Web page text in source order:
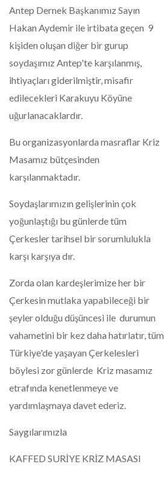
Antep Dernek Başkanımız Sayın
Hakan Aydemir ile irtibata geçen 9
kişiden oluşan diğer bir gurup
soydaşımız Antep'te karşılanmış,
ihtiyaçları giderilmiştir, misafir
edilecekleri Karakuyu Köyüne
uğurlanacaklardır.
Bu organizasyonlarda masraflar Kriz
Masamız bütçesinden
karşılanmaktadır.
Soydaşlarımızın gelişlerinin çok
yoğunlaştığı bu günlerde tüm
Çerkesler tarihsel bir sorumlulukla
karşı karşıya dır.
Zorda olan kardeşlerimize her bir
Çerkesin mutlaka yapabileceği bir
şeyler olduğu düşüncesi ile durumun
vahametini bir kez daha hatırlatır, tüm
Türkiye'de yaşayan Çerkelesleri
böylesi zor günlerde Kriz masamız
etrafında kenetlenmeye ve
yardımlaşmaya davet ederiz.
Saygılarımızla
KAFFED SURİYE KRİZ MASASI